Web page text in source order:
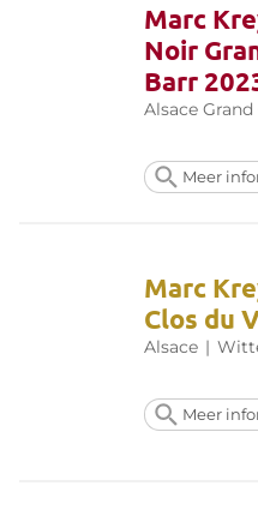
Marc
Noir
Barr
Alsace Grand
Meer
Marc
Clos du
Alsace |
Meer